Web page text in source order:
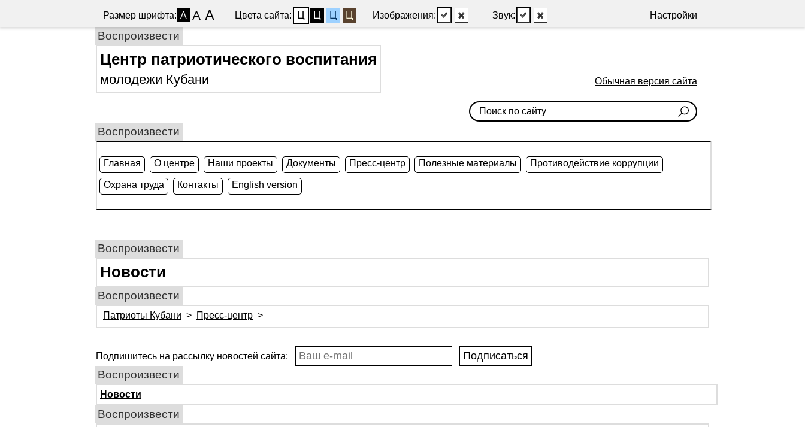
Размер шрифта: A A A Цвета сайта: Ц Ц Ц Ц Изображения: Звук: Настройки
Воспроизвести
Центр патриотического воспитания
молодежи Кубани Обычная версия сайта
Воспроизвести
Главная О центре Наши проекты Документы Пресс-центр Полезные материалы Противодействие коррупции
Охрана труда Контакты English version
Воспроизвести
Новости
Воспроизвести
Патриоты Кубани > Пресс-центр >
Подпишитесь на рассылку новостей сайта:
Воспроизвести
Новости
Воспроизвести